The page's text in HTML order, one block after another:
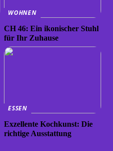
WOHNEN
CH 46: Ein ikonischer Stuhl
für Ihr Zuhause
ESSEN
Exzellente Kochkunst: Die
richtige Ausstattung